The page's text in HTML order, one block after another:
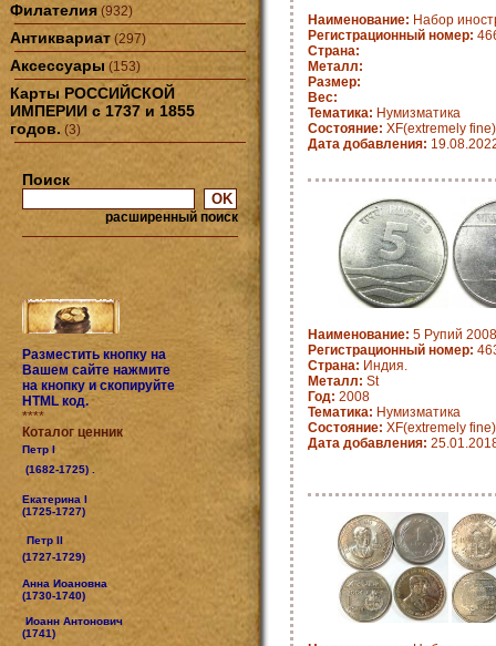
Филателия (932)
Антиквариат (297)
Аксессуары (153)
Карты РОССИЙСКОЙ
ИМПЕРИИ с 1737 и 1855
годов. (3)
Поиск
расширенный поиск
Разместить кнопку на
Вашем сайте нажмите
на кнопку и скопируйте
HTML код.
****
Коталог ценник
Петр I
(1682-1725) .
Екатерина I
(1725-1727)
Петр II
(1727-1729)
Анна Иоановна
(1730-1740)
Иоанн Антонович
(1741)
Наименование: Набор
Регистрационный номер:
Страна:
Металл:
Размер:
Вес:
Тематика: Нумизматика
Состояние: XF(extremely fine)
Дата добавления:
Наименование: 5 Рупий
Регистрационный номер:
Страна: Индия.
Металл: St
Год: 2008
Тематика: Нумизматика
Состояние: XF(extremely fine)
Дата добавления: